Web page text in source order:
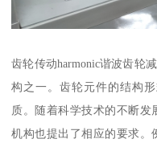
齿轮传动harmonic谐波齿轮
构之一。齿轮元件的结构
质。随着科学技术的不断发
机构也提出了相应的要求。